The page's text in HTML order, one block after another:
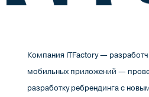
Компания ITFactory —
мобильных приложений —
разработку ребрендинга с